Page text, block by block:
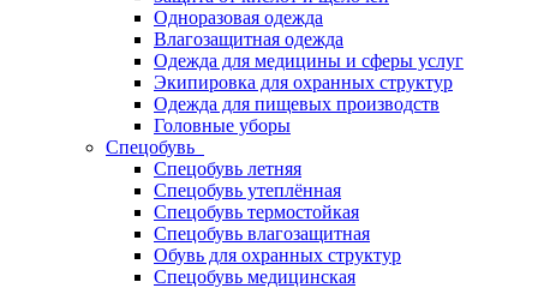
Одноразовая одежда
Влагозащитная одежда
Одежда для медицины и сферы услуг
Экипировка для охранных структур
Одежда для пищевых производств
Головные уборы
Спецобувь
Спецобувь летняя
Спецобувь утеплённая
Спецобувь термостойкая
Спецобувь влагозащитная
Обувь для охранных структур
Спецобувь медицинская